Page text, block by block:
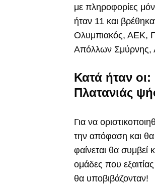
με πληροφορίες
ήταν 11 και
Ολυμπιακός, ΑΕΚ,
Απόλλων Σμύρνης,
Κατά ήταν
Πλατανιάς
Για να
την απόφαση και θα
φαίνεται θα
ομάδες που
θα υποβιβάζονταν!